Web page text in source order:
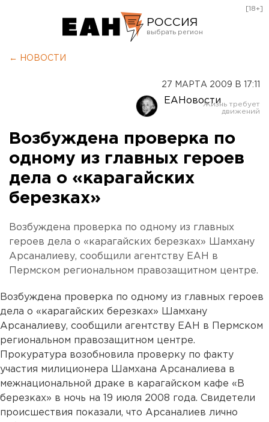
РОССИЯ
Оренбург
[18+]
← НОВОСТИ
27 МАРТА 2009 В 17:11
ЕАНовости
Возбуждена проверка по
одному из главных героев
дела о «карагайских
березках»
Возбуждена проверка по одному из главных
героев дела о «карагайских березках» Шамхану
Арсаналиеву, сообщили агентству ЕАН в
Пермском региональном правозащитном центре.
Возбуждена проверка по одному из главных героев
дела о «карагайских березках» Шамхану
Арсаналиеву, сообщили агентству ЕАН в Пермском
региональном правозащитном центре.
Прокуратура возобновила проверку по факту
участия милиционера Шамхана Арсаналиева в
межнациональной драке в карагайском кафе «В
березках» в ночь на 19 июля 2008 года. Свидетели
происшествия показали, что Арсаналиев лично